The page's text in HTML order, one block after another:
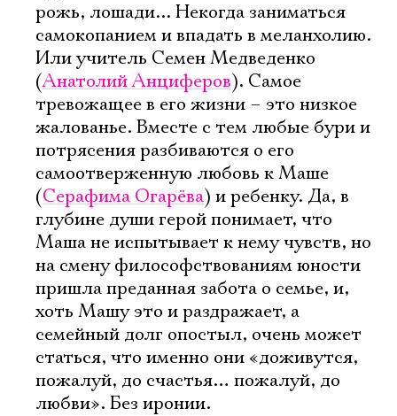
рожь, лошади... Некогда заниматься
самокопанием и впадать в меланхолию.
Или учитель Семен Медведенко
(Анатолий Анциферов). Самое
тревожащее в его жизни – это низкое
жалованье. Вместе с тем любые бури и
потрясения разбиваются о его
самоотверженную любовь к Маше
(Серафима Огарёва) и ребенку. Да, в
глубине души герой понимает, что
Маша не испытывает к нему чувств, но
на смену философствованиям юности
пришла преданная забота о семье, и,
хоть Машу это и раздражает, а
семейный долг опостыл, очень может
статься, что именно они «доживутся,
пожалуй, до счастья… пожалуй, до
любви». Без иронии.